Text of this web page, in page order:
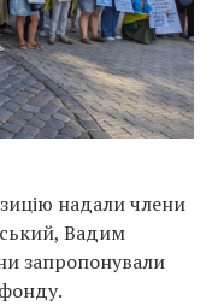
надали члени
Вадим
запропонували